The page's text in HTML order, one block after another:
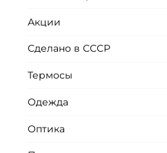
Акции
Сделано в СССР
Термосы
Одежда
Оптика